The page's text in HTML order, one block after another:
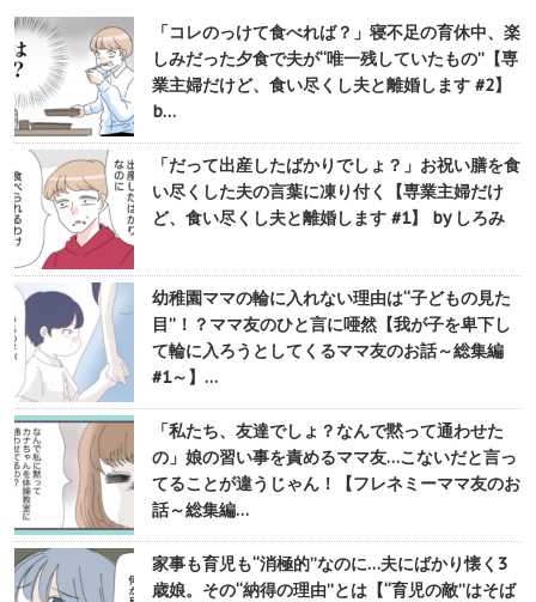
「コレのっけて食べれば？」寝不足の育休中、楽
しみだった夕食で夫が“唯一残していたもの”【専
業主婦だけど、食い尽くし夫と離婚します #2】
b…
「だって出産したばかりでしょ？」お祝い膳を食
い尽くした夫の言葉に凍り付く【専業主婦だけ
ど、食い尽くし夫と離婚します #1】 by しろみ
幼稚園ママの輪に入れない理由は“子どもの見た
目”！？ママ友のひと言に唖然【我が子を卑下し
て輪に入ろうとしてくるママ友のお話～総集編
#1～】…
「私たち、友達でしょ？なんで黙って通わせた
の」娘の習い事を責めるママ友…こないだと言っ
てることが違うじゃん！【フレネミーママ友のお
話～総集編…
家事も育児も“消極的”なのに…夫にばかり懐く3
歳娘。その“納得の理由”とは【“育児の敵”はそば